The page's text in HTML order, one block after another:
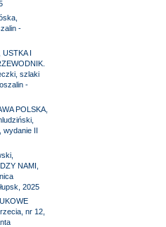
-
I
szlaki
-
POLSKA,
wydanie II
NAMI,
2025
nr 12,